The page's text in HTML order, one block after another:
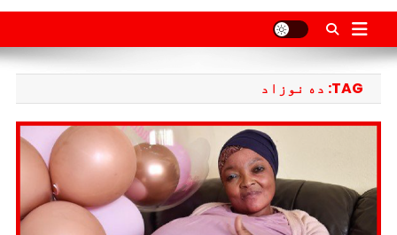
TAG: ده نوزاد